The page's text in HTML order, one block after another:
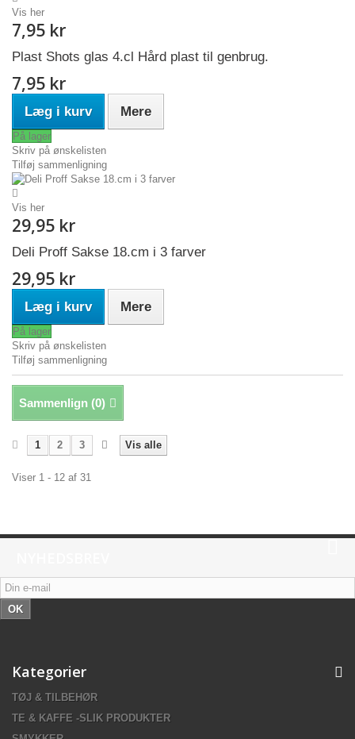
Vis her
7,95 kr
Plast Shots glas 4.cl Hård plast til genbrug.
7,95 kr
Læg i kurv Mere
På lager
Skriv på ønskelisten
Tilføj sammenligning
Vis her
29,95 kr
Deli Proff Sakse 18.cm i 3 farver
29,95 kr
Læg i kurv Mere
På lager
Skriv på ønskelisten
Tilføj sammenligning
Sammenlign (0)
Vis alle
1 2 3
Viser 1 - 12 af 31
OK
Kategorier
TØJ & TILBEHØR
TE & KAFFE -SLIK PRODUKTER